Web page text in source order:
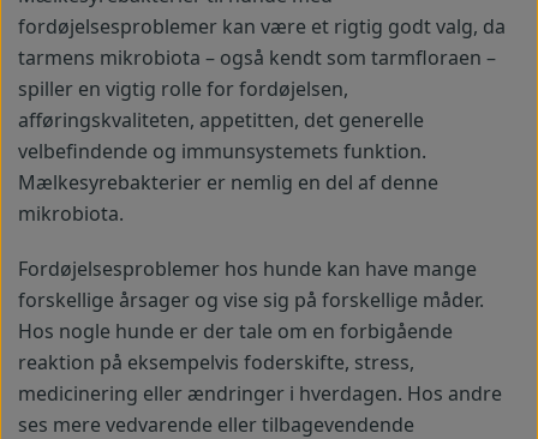
fordøjelsesproblemer kan være et rigtig godt valg, da
tarmens mikrobiota – også kendt som tarmfloraen –
spiller en vigtig rolle for fordøjelsen,
afføringskvaliteten, appetitten, det generelle
velbefindende og immunsystemets funktion.
Mælkesyrebakterier er nemlig en del af denne
mikrobiota.
Fordøjelsesproblemer hos hunde kan have mange
forskellige årsager og vise sig på forskellige måder.
Hos nogle hunde er der tale om en forbigående
reaktion på eksempelvis foderskifte, stress,
medicinering eller ændringer i hverdagen. Hos andre
ses mere vedvarende eller tilbagevendende